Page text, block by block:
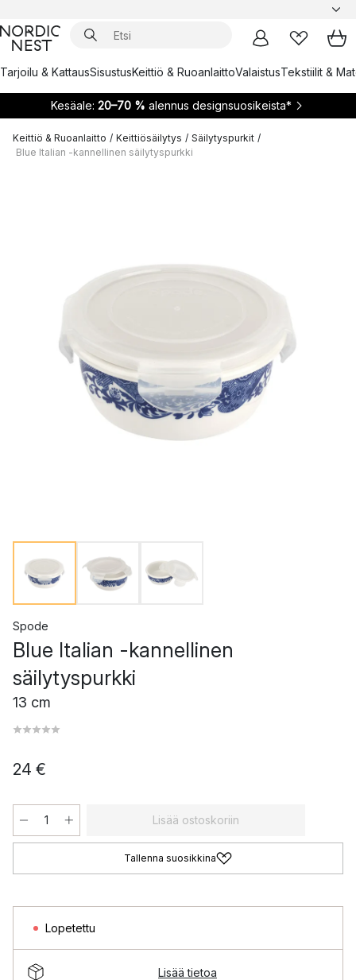
Tarjoilu & KattausSisustusKeittiö & RuoanlaittoValaistusTekstiilit &
Kesäale: 20–70 % alennus designsuosikeista*
Keittiö & Ruoanlaitto / Keittiösäilytys / Säilytyspurkit /
Blue Italian -kannellinen säilytyspurkki
Spode
Blue Italian -kannellinen
säilytyspurkki
13 cm
24 €
Lisää ostoskoriin
Tallenna suosikkina
Lopetettu
Lisää tietoa